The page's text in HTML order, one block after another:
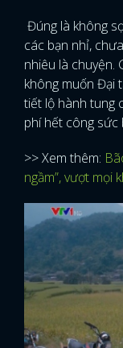
Đúng là không
các bạn nhỉ,
nhiêu là chuyện.
không muốn Đại
tiết lộ hành tung
phí hết công sức
>> Xem thêm:
ngầm”, vượt mọi